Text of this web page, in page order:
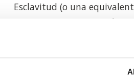
Esclavitud (o una
Acceso a un servicio
para que los empleados,
expresen sus inquietudes,
con la esclavitud moderna.